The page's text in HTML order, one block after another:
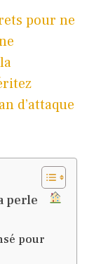
pour ne
d’attaque
perle
pour